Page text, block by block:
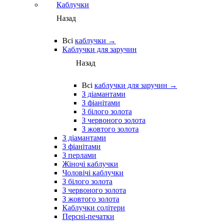
Каблучки
Назад
Всі каблучки →
Каблучки для заручин
Назад
Всі каблучки для заручин →
З діамантами
З фіанітами
З білого золота
З червоного золота
З жовтого золота
З діамантами
З фіанітами
З перлами
Жіночі каблучки
Чоловічі каблучки
З білого золота
З червоного золота
З жовтого золота
Каблучки солітери
Персні-печатки